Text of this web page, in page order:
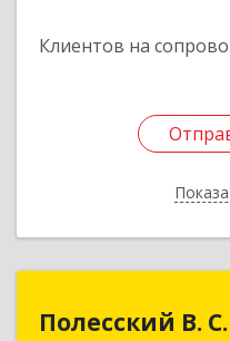
Клиентов на
Полесский В. С.